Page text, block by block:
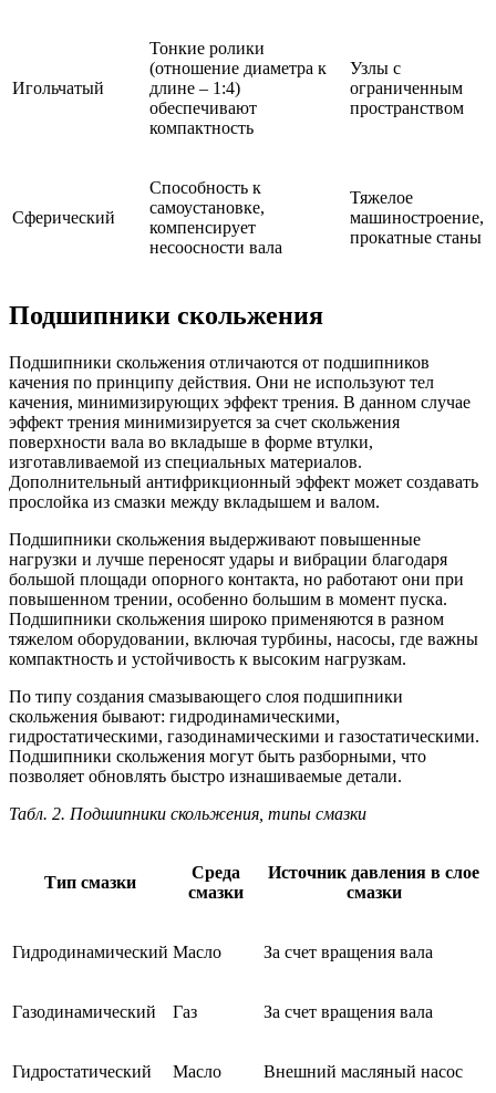
Игольчатый
Тонкие ролики
(отношение диаметра к
длине – 1:4)
обеспечивают
компактность
Узлы с
ограниченным
пространством
Сферический
Способность к
самоустановке,
компенсирует
несоосности вала
Тяжелое
машиностроение,
прокатные станы
Подшипники скольжения
Подшипники скольжения отличаются от подшипников
качения по принципу действия. Они не используют тел
качения, минимизирующих эффект трения. В данном случае
эффект трения минимизируется за счет скольжения
поверхности вала во вкладыше в форме втулки,
изготавливаемой из специальных материалов.
Дополнительный антифрикционный эффект может создавать
прослойка из смазки между вкладышем и валом.
Подшипники скольжения выдерживают повышенные
нагрузки и лучше переносят удары и вибрации благодаря
большой площади опорного контакта, но работают они при
повышенном трении, особенно большим в момент пуска.
Подшипники скольжения широко применяются в разном
тяжелом оборудовании, включая турбины, насосы, где важны
компактность и устойчивость к высоким нагрузкам.
По типу создания смазывающего слоя подшипники
скольжения бывают: гидродинамическими,
гидростатическими, газодинамическими и газостатическими.
Подшипники скольжения могут быть разборными, что
позволяет обновлять быстро изнашиваемые детали.
Табл. 2. Подшипники скольжения, типы смазки
Тип смазки
Среда
смазки
Источник давления в слое
смазки
Гидродинамический Масло За счет вращения вала
Газодинамический Газ За счет вращения вала
Гидростатический Масло Внешний масляный насос